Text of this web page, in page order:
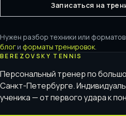
Записаться на
Нужен разбор техники или
блог и форматы тренировок.
BEREZOVSKY TENNIS
Персональный тренер по
Санкт-Петербурге.
ученика — от первого удара к